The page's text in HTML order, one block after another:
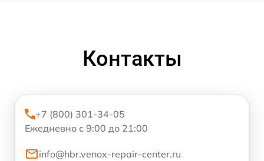
Контакты
+7 (800) 301-34-05
Ежедневно с 9:00 до 21:00
info@hbr.venox-repair-center.ru